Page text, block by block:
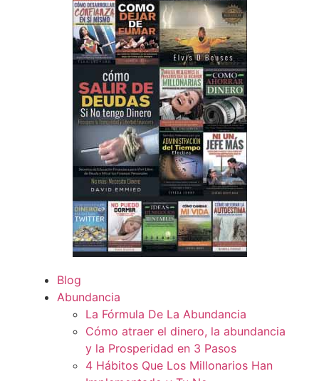
Blog
Abundancia
La Fórmula De La Abundancia
Cómo atraer el dinero, la abundancia
y la Prosperidad en 3 Pasos
4 Hábitos Que Los Millonarios Han